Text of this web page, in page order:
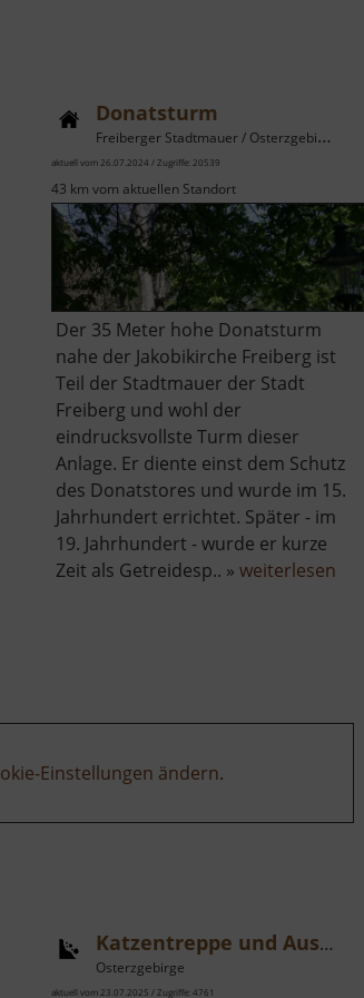
Donatsturm
Freiberger Stadtmauer / Osterzgebirge
aktuell vom 26.07.2024 / Zugriffe: 20539
43 km vom aktuellen Standort
Der 35 Meter hohe Donatsturm
nahe der Jakobikirche Freiberg ist
Teil der Stadtmauer der Stadt
Freiberg und wohl der
eindrucksvollste Turm dieser
Anlage. Er diente einst dem Schutz
des Donatstores und wurde im 15.
Jahrhundert errichtet. Später - im
19. Jahrhundert - wurde er kurze
Zeit als Getreidesp.. » weiterlesenüber
Einstellungen ändern.
Katzentreppe und Aussicht
Osterzgebirge
aktuell vom 23.07.2025 / Zugriffe: 4761